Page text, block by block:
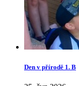
Den v přírodě 1. B